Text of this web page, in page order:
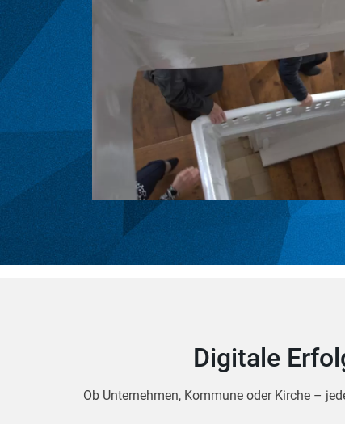
Digitale
Ob Unternehmen, Kommune oder Kirche –